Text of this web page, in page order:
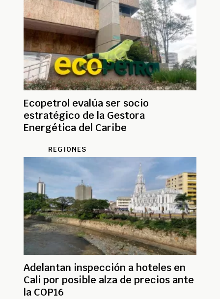
Ecopetrol evalúa ser socio
estratégico de la Gestora
Energética del Caribe
REGIONES
Adelantan inspección a hoteles en
Cali por posible alza de precios ante
la COP16